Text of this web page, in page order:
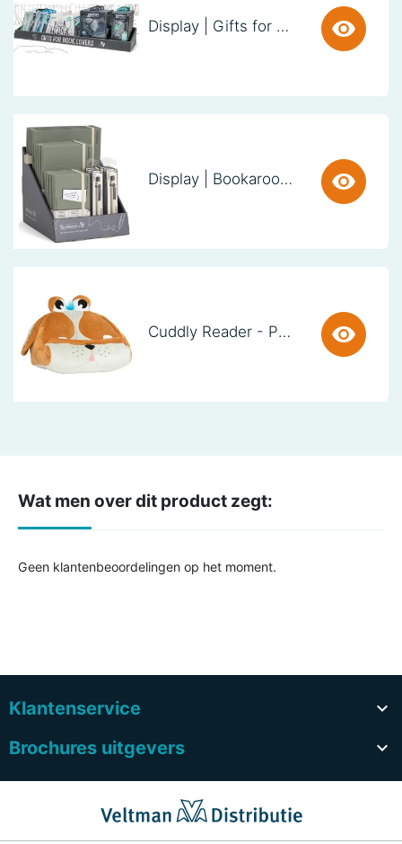
Display | Gifts for Book Lovers (60cm)
Display | Bookaroo Notebook & Pen - Fern
Cuddly Reader - Puppy Pete
Wat men over dit product zegt:
Geen klantenbeoordelingen op het moment.
Klantenservice

Brochures uitgevers
